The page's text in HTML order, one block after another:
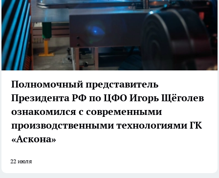
Полномочный представитель
Президента РФ по ЦФО Игорь Щёголев
ознакомился с современными
производственными технологиями ГК
«Аскона»
22 июля